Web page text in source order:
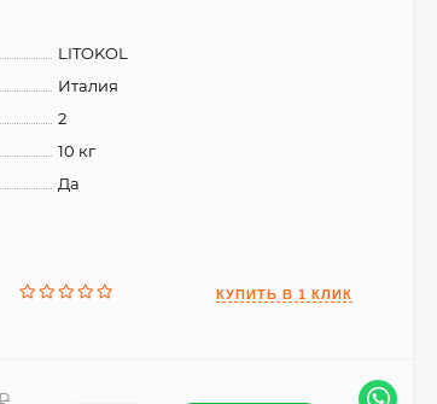
LITOKOL
Италия
2
10 кг
Да